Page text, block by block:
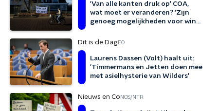
'Van alle kanten druk op' COA,
wat moet er veranderen? 'Zijn
genoeg mogelijkheden voor win-
Dit is de DagEO
Laurens Dassen (Volt) haalt uit:
'Timmermans en Jetten doen mee
met asielhysterie van Wilders'
Nieuws en Co NOS/NTR